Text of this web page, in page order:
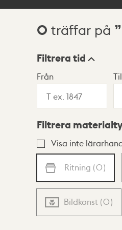
Sökresultat
0 träffar på
Visningsläge
Lista Karta
Filtrera tid
Från
Filtrera
Visa inte
Ritning (0)
Bildkonst (0)